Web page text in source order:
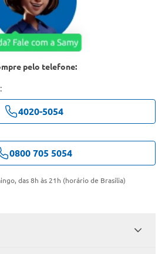
pelo telefone:
4020-5054
0800 705 5054
das 8h às 21h (horário de Brasília)